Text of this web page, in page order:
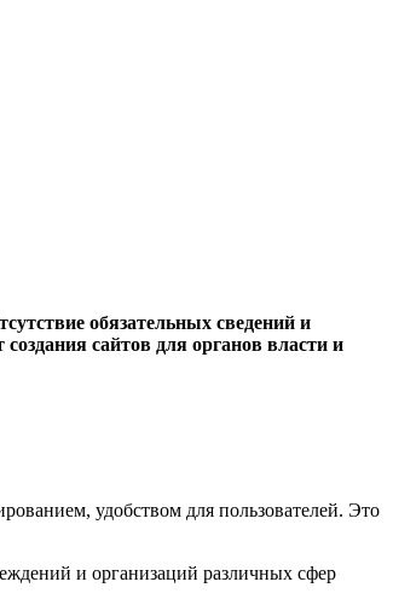
обязательных сведений и
сайтов для органов власти и
удобством для пользователей. Это
и организаций различных сфер